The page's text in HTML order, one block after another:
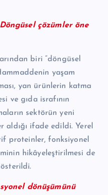
çözümler öne
biri “döngüsel
yaşam
yan ürünlerin katma
ve gıda israfının
sektörün yeni
aldığı ifade edildi. Yerel
proteinler, fonksiyonel
hikâyeleştirilmesi de
dönüşümünü